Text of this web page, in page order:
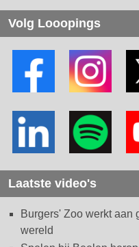
Volg Looopings
Laatste video's
Burgers' Zoo werkt aan
wereld